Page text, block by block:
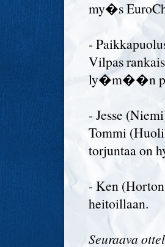
my�s
-
Vilpas
ly�m��n
- Jesse
Tommi
torjuntaa
- Ken
heitoillaan.
Seuraava